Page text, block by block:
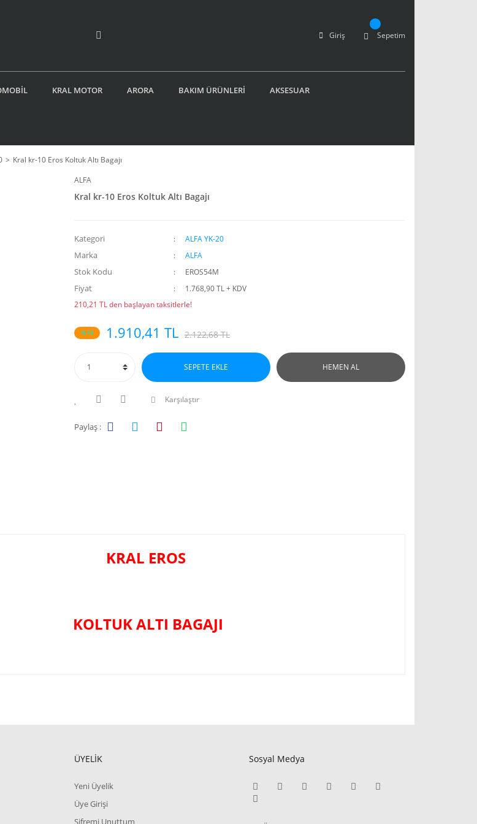
Giriş Sepetim
KRAL MOTOR ARORA BAKIM ÜRÜNLERİ AKSESUAR
Kral kr-10 Eros Koltuk Altı Bagajı
ALFA
Kral kr-10 Eros Koltuk Altı Bagajı
Kategori ALFA YK-20
Marka ALFA
Stok Kodu EROS54M
Fiyat
1.768,90 TL + KDV
210,21 TL den başlayan taksitlerle!
%10 1.910,41 TL 2.122,68 TL
SEPETE EKLE HEMEN AL
Karşılaştır
Paylaş :
KRAL EROS
KOLTUK ALTI BAGAJI
ÜYELİK
Yeni Üyelik
Üye Girişi
Şifremi Unuttum
Sosyal Medya